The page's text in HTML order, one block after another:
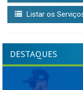
Listar os
DESTAQUES